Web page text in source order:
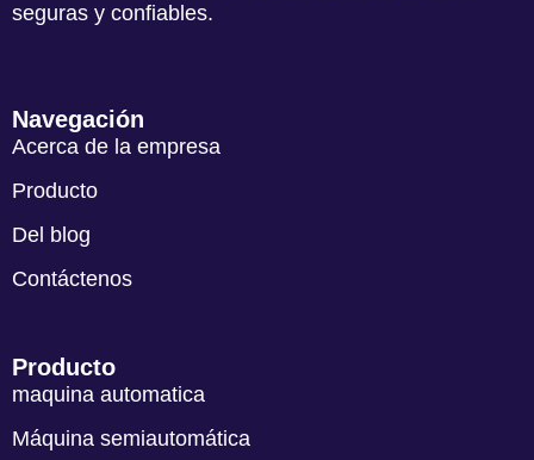
seguras y confiables.
Navegación
Acerca de la empresa
Producto
Del blog
Contáctenos
Producto
maquina automatica
Máquina semiautomática